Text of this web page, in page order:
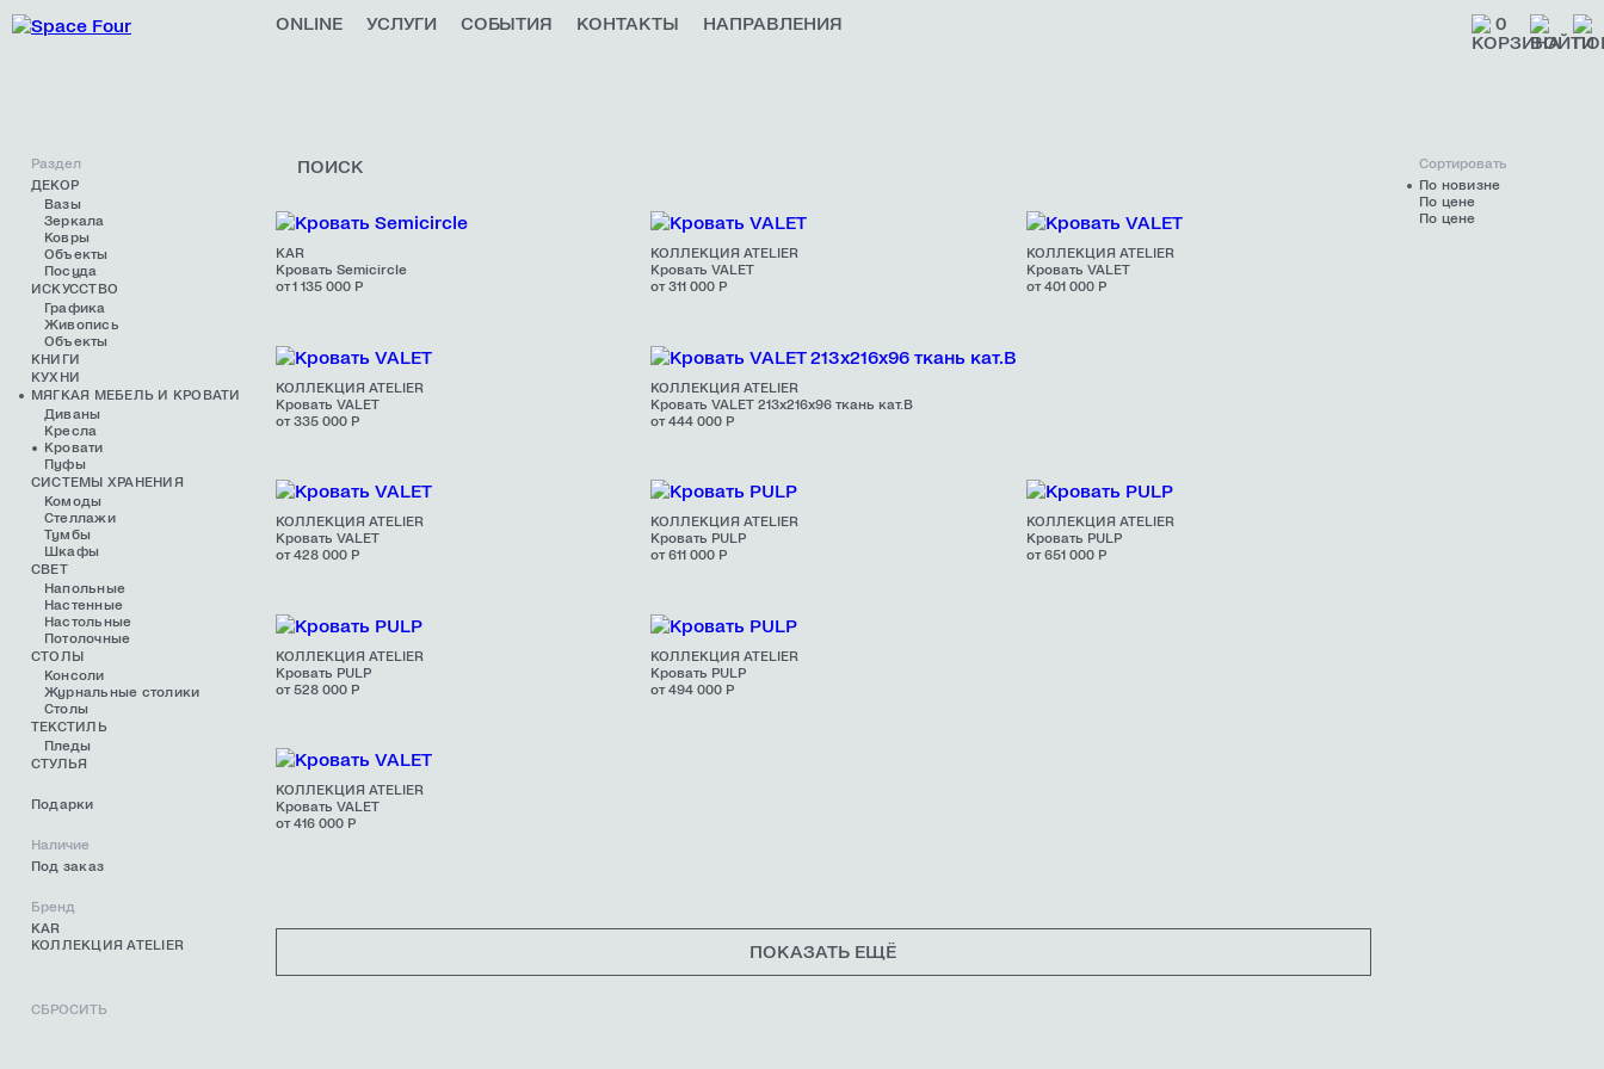
ONLINE УСЛУГИ СОБЫТИЯ КОНТАКТЫ НАПРАВЛЕНИЯ 0
Раздел
ДЕКОР
Вазы
Зеркала
Ковры
Объекты
Посуда
ИСКУССТВО
Графика
Живопись
Объекты
КНИГИ
КУХНИ
МЯГКАЯ МЕБЕЛЬ И КРОВАТИ
Диваны
Кресла
Кровати
Пуфы
СИСТЕМЫ ХРАНЕНИЯ
Комоды
Стеллажи
Тумбы
Шкафы
СВЕТ
Напольные
Настенные
Настольные
Потолочные
СТОЛЫ
Консоли
Журнальные столики
Столы
ТЕКСТИЛЬ
Пледы
СТУЛЬЯ
Подарки
Наличие
Под заказ
Бренд
KAR
КОЛЛЕКЦИЯ ATELIER
Сортировать
По новизне
По цене
По цене
ПОИСК
KAR
Кровать Semicircle
от 1 135 000 Р
КОЛЛЕКЦИЯ ATELIER
Кровать VALET
от 311 000 Р
КОЛЛЕКЦИЯ ATELIER
Кровать VALET
от 401 000 Р
КОЛЛЕКЦИЯ ATELIER
Кровать VALET
от 335 000 Р
КОЛЛЕКЦИЯ ATELIER
Кровать VALET 213х216х96 ткань кат.В
от 444 000 Р
КОЛЛЕКЦИЯ ATELIER
Кровать VALET
от 428 000 Р
КОЛЛЕКЦИЯ ATELIER
Кровать PULP
от 611 000 Р
КОЛЛЕКЦИЯ ATELIER
Кровать PULP
от 651 000 Р
КОЛЛЕКЦИЯ ATELIER
Кровать PULP
от 528 000 Р
КОЛЛЕКЦИЯ ATELIER
Кровать PULP
от 494 000 Р
КОЛЛЕКЦИЯ ATELIER
Кровать VALET
от 416 000 Р
ПОКАЗАТЬ ЕЩЁ